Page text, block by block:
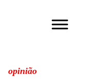
opinião